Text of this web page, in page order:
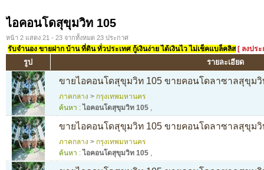
ไอคอนโดสุขุมวิท 105
หน้า 2 แสดง 21 - 23 จากทั้งหมด 23 ประกาศ
รับจำนอง ขายฝาก บ้าน ที่ดิน ทั่วประเทศ กู้เงินง่าย ได้เงินไว ไม่เช็คแบล็คลิส [ ลงปร
รูป รายละเอียด
ขายไอคอนโดสุขุมวิท 105 ขายคอนโดลาซาลสุขุมวิ
ภาคกลาง > กรุงเทพมหานคร
ค้นหา : ไอคอนโดสุขุมวิท 105 ,
ขายไอคอนโดสุขุมวิท 105 ขายคอนโดลาซาลสุขุมวิ
ภาคกลาง > กรุงเทพมหานคร
ค้นหา : ไอคอนโดสุขุมวิท 105 ,